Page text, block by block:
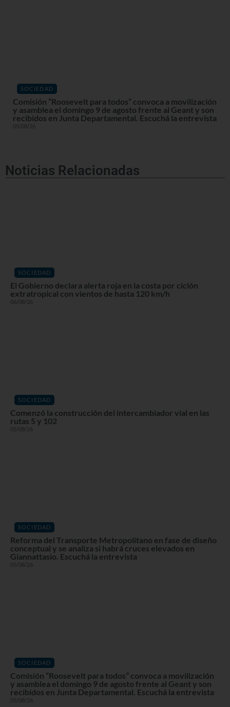
SOCIEDAD
Comisión “Roosevelt para todos” convoca a movilización
y asamblea el domingo 9 de agosto frente al Geant y son
recibidos en Junta Departamental. Escuchá la entrevista
05/08/26
Noticias Relacionadas
SOCIEDAD
El Gobierno declara alerta roja en la costa por ciclón
extratropical con vientos de hasta 120 km/h
06/08/26
SOCIEDAD
Comenzó la construcción del intercambiador vial en las
rutas 5 y 102
05/08/26
SOCIEDAD
Reforma del Transporte Metropolitano en fase de diseño
conceptual y se analiza si habrá cruces elevados en
Giannattasio. Escuchá la entrevista
05/08/26
SOCIEDAD
Comisión “Roosevelt para todos” convoca a movilización
y asamblea el domingo 9 de agosto frente al Geant y son
recibidos en Junta Departamental. Escuchá la entrevista
05/08/26